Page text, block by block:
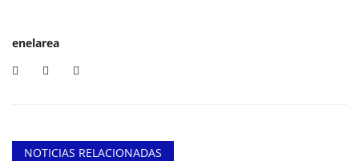
enelarea
NOTICIAS RELACIONADAS